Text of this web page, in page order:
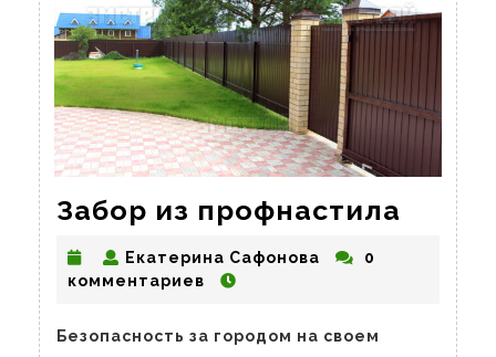
Забор из профнастила Забор
Екатерина Сафонова Екатерина
0
комментариев
Безопасность за городом на своем